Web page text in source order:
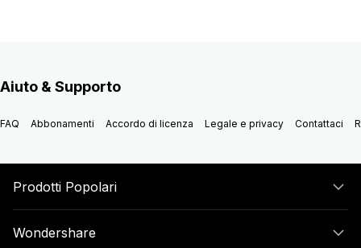
Aiuto & Supporto
FAQ Abbonamenti Accordo di licenza Legale e privacy Contattaci
Prodotti Popolari
Wondershare